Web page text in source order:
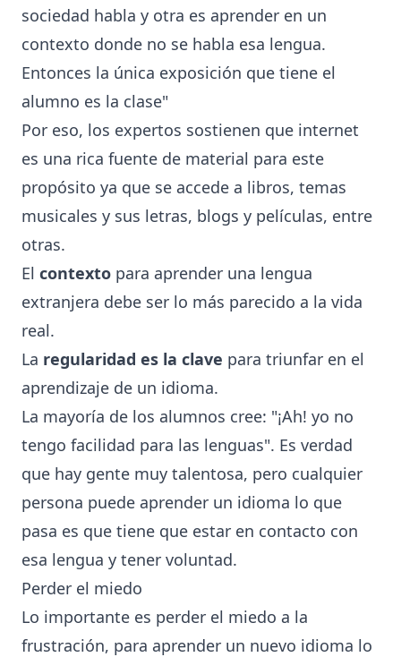
sociedad habla y otra es aprender en un
contexto donde no se habla esa lengua.
Entonces la única exposición que tiene el
alumno es la clase"
Por eso, los expertos sostienen que internet
es una rica fuente de material para este
propósito ya que se accede a libros, temas
musicales y sus letras, blogs y películas, entre
otras.
El contexto para aprender una lengua
extranjera debe ser lo más parecido a la vida
real.
La regularidad es la clave para triunfar en el
aprendizaje de un idioma.
La mayoría de los alumnos cree: "¡Ah! yo no
tengo facilidad para las lenguas". Es verdad
que hay gente muy talentosa, pero cualquier
persona puede aprender un idioma lo que
pasa es que tiene que estar en contacto con
esa lengua y tener voluntad.
Perder el miedo
Lo importante es perder el miedo a la
frustración, para aprender un nuevo idioma lo